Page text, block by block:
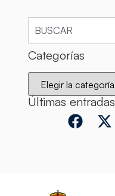
Categorías
Últimas entradas